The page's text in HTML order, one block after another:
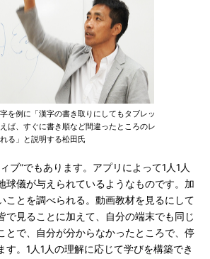
字を例に「漢字の書き取りにしてもタブレッ
ば、すぐに書き順など間違ったところのレ
る」と説明する松田氏
ブ”でもあります。アプリによって1人1人
球儀が与えられているようなものです。加
ことを調べられる。動画教材を見るにして
で見ることに加えて、自分の端末でも同じ
とで、自分が分からなかったところで、停
す。1人1人の理解に応じて学びを構築でき